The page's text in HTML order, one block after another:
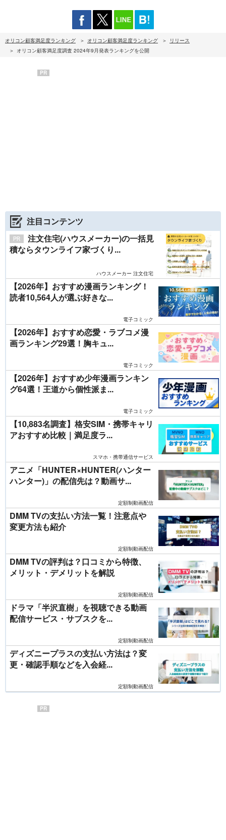
オリコン顧客満足度ランキング オリコン顧客満足度ランキング
リリース
オリコン顧客満足度調査 2024年9月発表ランキングを公開
PR
注目コンテンツ
注文住宅(ハウスメーカー)の一括見
積ならタウンライフ家づくり...
ハウスメーカー 注文住宅
【2026年】おすすめ漫画ランキング！
読者10,564人が選ぶ好きな...
電子コミック
【2026年】おすすめ恋愛・ラブコメ漫
画ランキング29選！胸キュ...
電子コミック
【2026年】おすすめ少年漫画ランキン
グ64選！王道から個性派ま...
電子コミック
【10,883名調査】格安SIM・携帯キャリ
アおすすめ比較｜満足度ラ...
スマホ・携帯通信サービス
アニメ「HUNTER×HUNTER(ハンター
ハンター)」の配信先は？動画サ...
定額制動画配信
DMM TVの支払い方法一覧！注意点や
変更方法も紹介
定額制動画配信
DMM TVの評判は？口コミから特徴、
メリット・デメリットを解説
定額制動画配信
ドラマ「半沢直樹」を視聴できる動画
配信サービス・サブスクを...
定額制動画配信
ディズニープラスの支払い方法は？変
更・確認手順などを入会経...
定額制動画配信
PR